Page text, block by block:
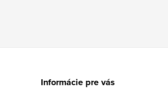
Informácie pre vás